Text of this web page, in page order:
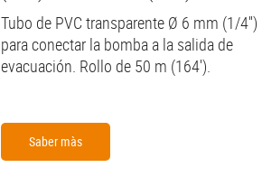
Tubo de PVC transparente Ø 6 mm (1/4'')
para conectar la bomba a la salida de
evacuación. Rollo de 50 m (164').
Saber màs